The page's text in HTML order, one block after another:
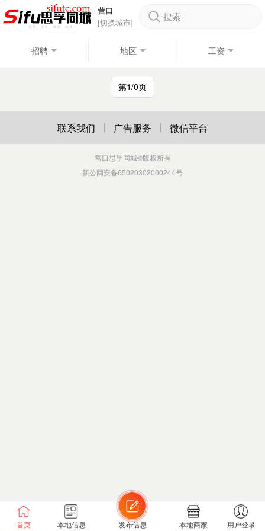
营口
[切换城市]
搜索
招聘 地区 工资
第1/0页
首页 本地信息 发布信息 本地商家 用户登录
联系我们 广告服务 微信平台
营口思孚同城©版权所有
新公网安备65020302000244号